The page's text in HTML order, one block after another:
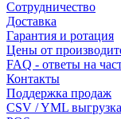
Сотрудничество
Доставка
Гарантия и ротация
Цены от
FAQ - ответы на
Контакты
Поддержка продаж
CSV / YML выгрузка